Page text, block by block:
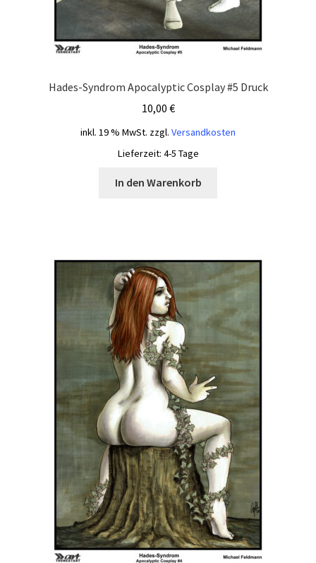
Hades-Syndrom Apocalyptic Cosplay #5 Druck
10,00 €
inkl. 19 % MwSt. zzgl. Versandkosten
Lieferzeit: 4-5 Tage
In den Warenkorb